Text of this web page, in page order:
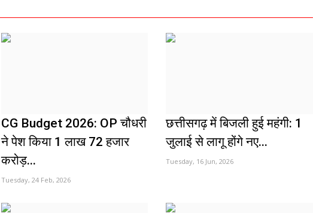
CG Budget 2026: OP चौधरी
ने पेश किया 1 लाख 72 हजार
करोड़...
Tuesday, 24 Feb, 2026
छत्तीसगढ़ में बिजली हुई महंगी: 1
जुलाई से लागू होंगे नए...
Tuesday, 16 Jun, 2026